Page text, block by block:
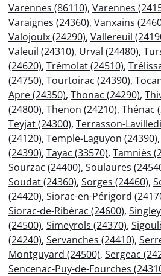
Varennes (86110), Varennes
Varaignes (24360), Vanxains
Valojoulx (24290), Vallereuil
Valeuil (24310), Urval (24480),
(24620), Trémolat (24510),
(24750), Tourtoirac (24390),
Apre (24350), Thonac (24290),
(24800), Thenon (24210), Thénac
Teyjat (24300), Terrasson-
(24120), Temple-Laguyon (24390),
(24390), Tayac (33570), Tamniès
Sourzac (24400), Soulaures
Soudat (24360), Sorges (24460),
(24420), Siorac-en-Périgord
Siorac-de-Ribérac (24600),
(24500), Simeyrols (24370),
(24240), Servanches (24410),
Montguyard (24500), Sergeac
Sencenac-Puy-de-Fourches